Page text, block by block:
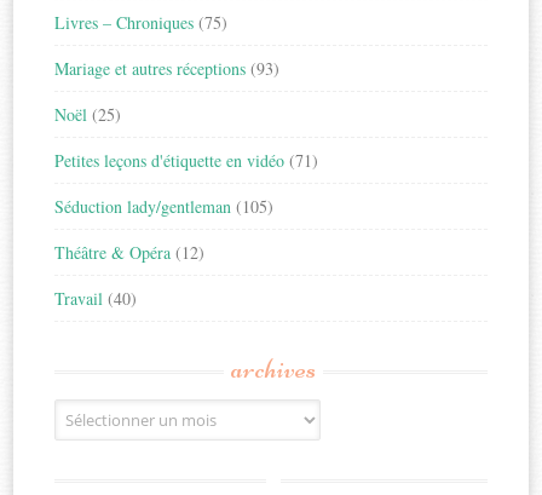
Livres – Chroniques (75)
Mariage et autres réceptions (93)
Noël (25)
Petites leçons d'étiquette en vidéo (71)
Séduction lady/gentleman (105)
Théâtre & Opéra (12)
Travail (40)
archives
Archives